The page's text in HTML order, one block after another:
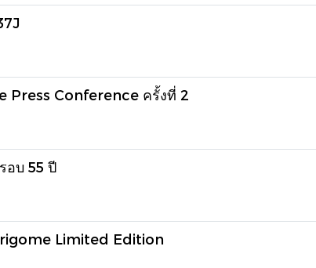
Press Conference ครั้งที่ 2
อบ 55 ปี
Limited Edition